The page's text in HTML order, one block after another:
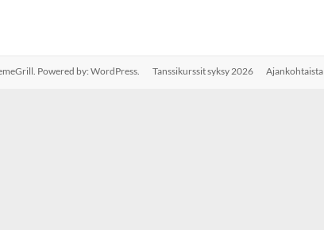
Powered by: WordPress. Tanssikurssit syksy 2026 Ajankohtaista